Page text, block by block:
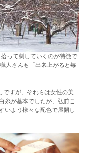
って刺していくのが特徴で
人さんも「出来上がると毎
ですが、それらは女性の美
糸が基本でしたが、弘前こ
いよう様々な配色で展開し